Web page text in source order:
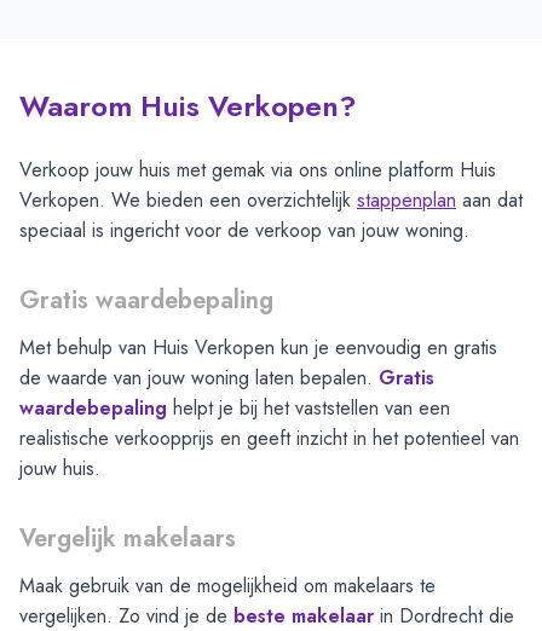
Waarom Huis Verkopen?
Verkoop jouw huis met gemak via ons online platform Huis
Verkopen. We bieden een overzichtelijk stappenplan aan dat
speciaal is ingericht voor de verkoop van jouw woning.
Gratis waardebepaling
Met behulp van Huis Verkopen kun je eenvoudig en gratis
de waarde van jouw woning laten bepalen. Gratis
waardebepaling helpt je bij het vaststellen van een
realistische verkoopprijs en geeft inzicht in het potentieel van
jouw huis.
Vergelijk makelaars
Maak gebruik van de mogelijkheid om makelaars te
vergelijken. Zo vind je de beste makelaar in Dordrechtdie